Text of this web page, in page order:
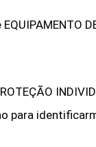
para